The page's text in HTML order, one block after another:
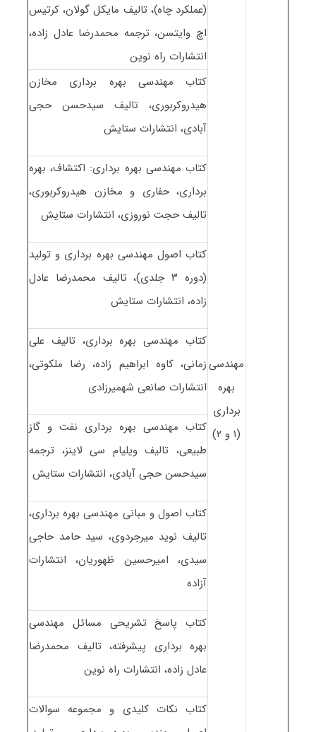
مهندسی
بهره
برداری
(۱ و ۲)
(عملکرد چاه)، تالیف مایکل گولان، کرتیس
اچ وایتسن، ترجمه محمدرضا عادل زاده،
انتشارات راه نوین
کتاب مهندسی بهره برداری مخازن
هیدروکربوری، تالیف سیدحسن حجی
آبادی، انتشارات ستایش
کتاب مهندسی بهره برداری: اکتشاف، بهره
برداری، حفاری و مخازن هیدروکربوری،
تالیف حجت نوروزی، انتشارات ستایش
کتاب اصول مهندسی بهره برداری و تولید
(دوره ۳ جلدی)، تالیف محمدرضا عادل
زاده، انتشارات ستایش
کتاب مهندسی بهره برداری، تالیف علی
زمانی، کاوه ابراهیم زاده، رضا ملکوتی،
انتشارات صانعی شهمیرزادی
کتاب مهندسی بهره برداری نفت و گاز
طبیعی، تالیف ویلیام سی لاینز، ترجمه
سیدحسن حجی آبادی، انتشارات ستایش
کتاب اصول و مبانی مهندسی بهره برداری،
تالیف نوید میرجردوی، سید حامد حاجی
سیدی، امیرحسین ظهوریان، انتشارات
آزاده
کتاب پاسخ تشریحی مسائل مهندسی
بهره برداری پیشرفته، تالیف محمدرضا
عادل زاده، انتشارات راه نوین
کتاب نکات کلیدی و مجموعه سوالات